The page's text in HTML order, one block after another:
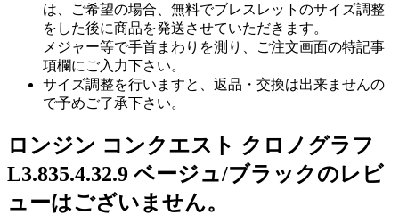
は、ご希望の場合、無料でブレスレットのサイズ調整
をした後に商品を発送させていただきます。
メジャー等で手首まわりを測り、ご注文画面の特記事
項欄にご入力下さい。
サイズ調整を行いますと、返品・交換は出来ませんの
で予めご了承下さい。
ロンジン コンクエスト クロノグラフ
L3.835.4.32.9 ベージュ/ブラックのレビ
ューはございません。